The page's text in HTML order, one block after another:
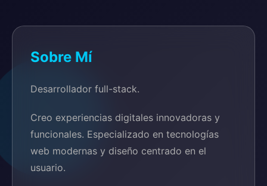
Sobre Mí
Desarrollador full-stack.
Creo experiencias digitales innovadoras y
funcionales. Especializado en tecnologías
web modernas y diseño centrado en el
usuario.